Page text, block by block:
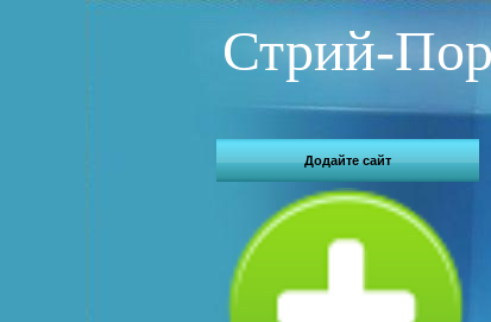
Стрий-
Додайте сайт